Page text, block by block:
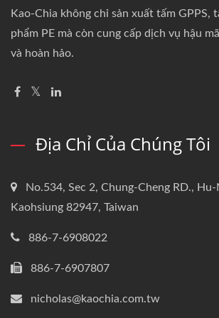
Kao-Chia không chỉ sản xuất tấm GPPS,
phẩm PE mà còn cung cấp dịch vụ hậu
và hoàn hảo.
Địa Chỉ Của Chúng Tôi
No.534, Sec 2, Chung-Cheng RD.,
Kaohsiung 82947, Taiwan
886-7-6908022
886-7-6907807
nicholas@kaochia.com.tw